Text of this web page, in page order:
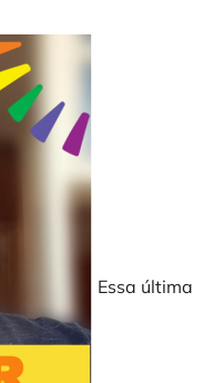
Essa última